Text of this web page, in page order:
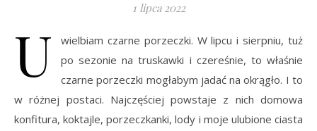
1 lipca 2022
U
wielbiam czarne porzeczki. W lipcu i sierpniu, tuż
po sezonie na truskawki i czereśnie, to właśnie
czarne porzeczki mogłabym jadać na okrągło. I to
w różnej postaci. Najczęściej powstaje z nich domowa
konfitura, koktajle, porzeczkanki, lody i moje ulubione ciasta